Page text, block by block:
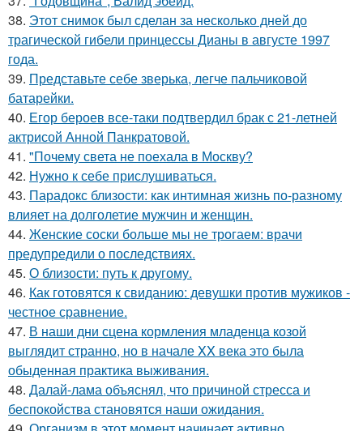
38. Этот снимок был сделан за несколько дней до
трагической гибели принцессы Дианы в августе 1997
года.
39. Представьте себе зверька, легче пальчиковой
батарейки.
40. Егор бероев все-таки подтвердил брак с 21-летней
актрисой Анной Панкратовой.
41. "Почему света не поехала в Москву?
42. Нужно к себе прислушиваться.
43. Парадокс близости: как интимная жизнь по-разному
влияет на долголетие мужчин и женщин.
44. Женские соски больше мы не трогаем: врачи
предупредили о последствиях.
45. О близости: путь к другому.
46. Как готовятся к свиданию: девушки против мужиков -
честное сравнение.
47. В наши дни сцена кормления младенца козой
выглядит странно, но в начале XX века это была
обыденная практика выживания.
48. Далай-лама объяснял, что причиной стресса и
беспокойства становятся наши ожидания.